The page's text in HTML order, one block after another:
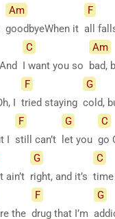
Am
goodbyeWhen it
F
all
C
I want you so
Am
bad,
I
F
tried staying
G
cold,
I
F
still can’t
G
let you
C
go
ain’t
G
right, and it’s
C
the
F
drug that I’m
G